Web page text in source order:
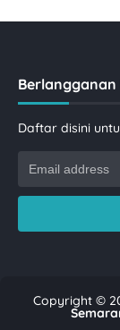
Berlangganan
Daftar disini
Copyright ©